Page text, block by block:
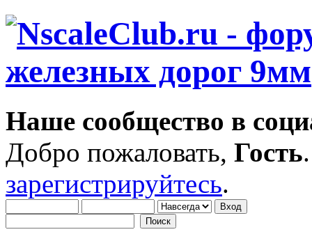
Наше сообщество в
Добро пожаловать, Гость
зарегистрируйтесь.